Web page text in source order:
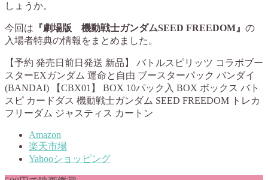
しょうか。
今回は 『劇場版 機動戦士ガンダムSEED FREEDOM』 の
入場者特典の情報をまとめました。
【予約 発売日前日発送 新品】 バトルスピリッツ コラボブー
スターEXガンダム 運命と自由 ブースターパック バンダイ
(BANDAI) 【CBX01】 BOX 10パック入 BOX ボックス バト
スピ カードダス 機動戦士ガンダム SEED FREEDOM トレカ
フリーダム ジャスティス カートン
Amazon
楽天市場
Yahooショッピング